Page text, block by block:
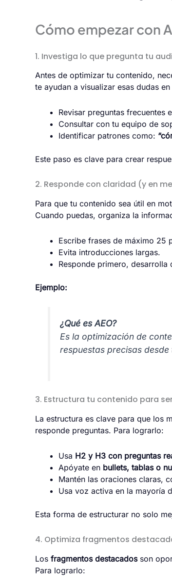
Cómo empezar con
1. Investiga lo que pregunta tu
Antes de optimizar tu contenido,
te ayudan a visualizar esas dudas
Revisar preguntas frecuentes
Consultar con tu equipo de
Identificar patrones como:
Este paso es clave para crear
2. Responde con claridad (y en
Para que tu contenido sea útil en
Cuando puedas, organiza la
Escribe frases de máximo 25
Evita introducciones largas.
Responde primero, desarrolla
Ejemplo:
¿Qué es AEO?
Es la optimización de
respuestas precisas desde
3. Estructura tu contenido para
La estructura es clave para que los
responde preguntas. Para lograrlo:
Usa H2 y H3 con preguntas
Apóyate en bullets, tablas o
Mantén las oraciones claras,
Usa voz activa en la mayoría
Esta forma de estructurar no solo
4. Optimiza fragmentos
Los fragmentos destacadosson
Para lograrlo: